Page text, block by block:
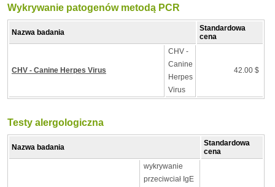
Wykrywanie patogenów metodą PCR
Nazwa badania
Standardowa
cena
CHV - Canine Herpes Virus
CHV -
Canine
Herpes
Virus
42.00 $
Testy alergologiczna
Nazwa badania
Standardowa
cena
wykrywanie
przeciwciał IgE